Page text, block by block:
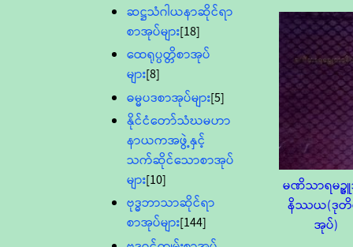
ဆဋ္ဌသံဂါယနာဆိုင်ရာ
စာအုပ်များ[18]
ထေရုပ္ပတ္တိစာအုပ်
များ[8]
ဓမ္မပဒစာအုပ်များ[5]
နိုင်ငံတော်သံဃမဟာ
နာယကအဖွဲ့နှင့်
သက်ဆိုင်သောစာအုပ်
များ[10]
ဗုဒ္ဓဘာသာဆိုင်ရာ
စာအုပ်များ[144]
မဏိသာရမဉ္
နိဿယ(ဒု
အုပ်)